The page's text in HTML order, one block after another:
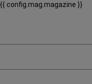
{{ config.mag.magazine }}